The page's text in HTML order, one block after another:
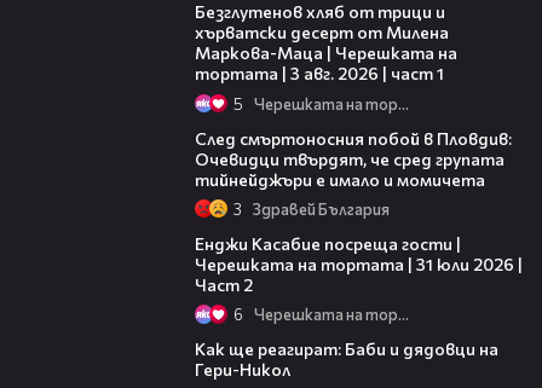
Безглутенов хляб от трици и
хърватски десерт от Милена
Маркова-Маца | Черешката на
тортата | 3 авг. 2026 | част 1
5 Черешката на тортата
След смъртоносния побой в Пловдив:
Очевидци твърдят, че сред групата
тийнейджъри е имало и момичета
3 Здравей България
Енджи Касабие посреща гости |
Черешката на тортата | 31 юли 2026 |
Част 2
6 Черешката на тортата
Как ще реагират: Баби и дядовци на
Гери-Никол